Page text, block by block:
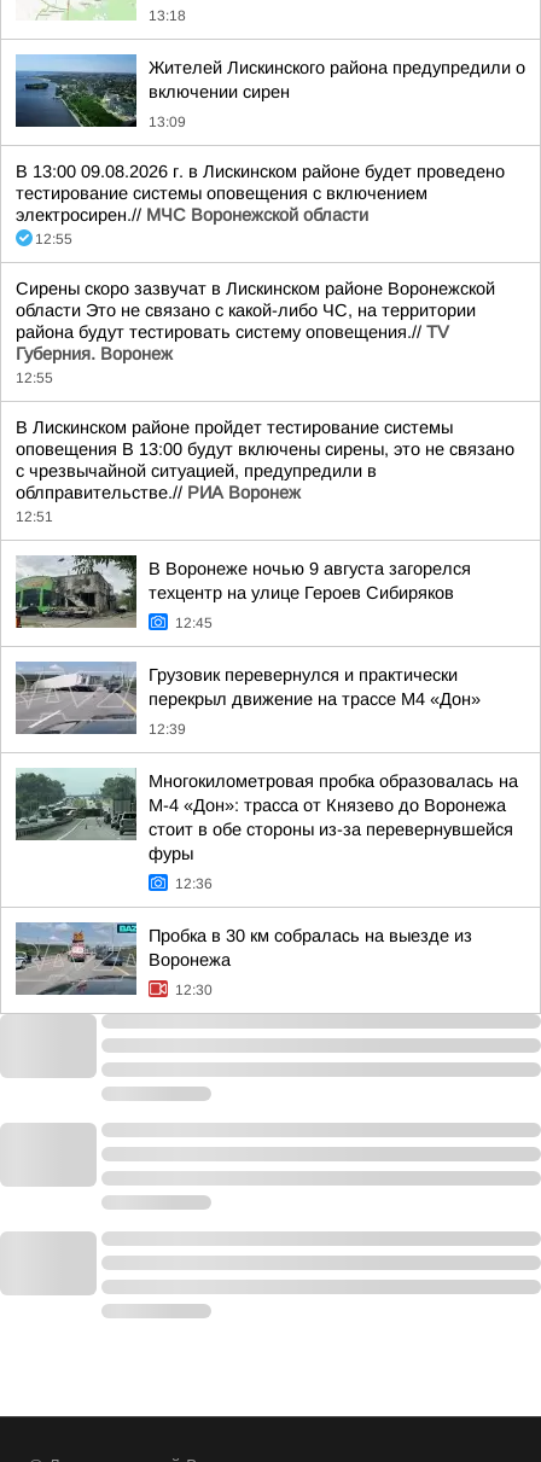
13:18
Жителей Лискинского района предупредили о
включении сирен
13:09
В 13:00 09.08.2026 г. в Лискинском районе будет проведено
тестирование системы оповещения с включением
электросирен.// МЧС Воронежской области
12:55
Сирены скоро зазвучат в Лискинском районе Воронежской
области Это не связано с какой-либо ЧС, на территории
района будут тестировать систему оповещения.// TV
Губерния. Воронеж
12:55
В Лискинском районе пройдет тестирование системы
оповещения В 13:00 будут включены сирены, это не связано
с чрезвычайной ситуацией, предупредили в
облправительстве.// РИА Воронеж
12:51
В Воронеже ночью 9 августа загорелся
техцентр на улице Героев Сибиряков
12:45
Грузовик перевернулся и практически
перекрыл движение на трассе М4 «Дон»
12:39
Многокилометровая пробка образовалась на
М-4 «Дон»: трасса от Князево до Воронежа
стоит в обе стороны из-за перевернувшейся
фуры
12:36
Пробка в 30 км собралась на выезде из
Воронежа
12:30